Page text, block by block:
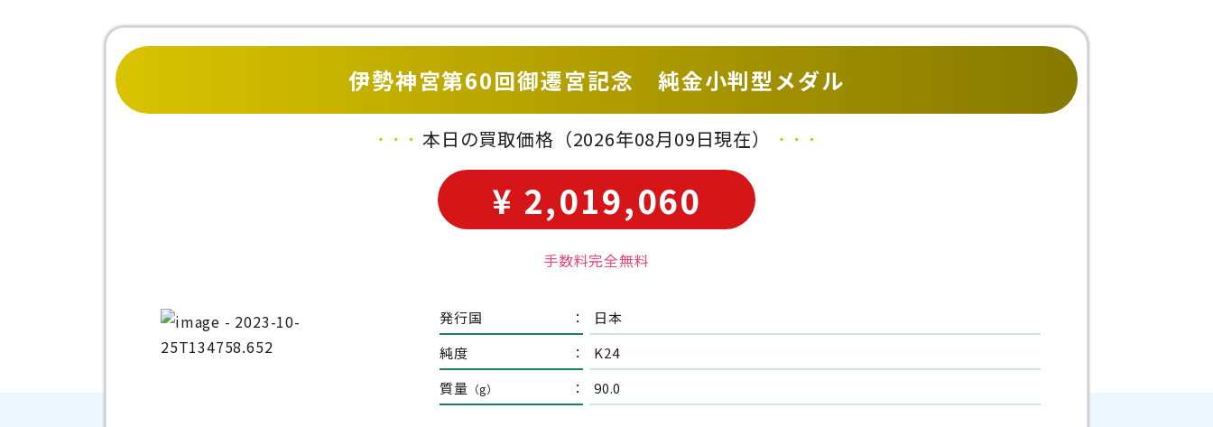
伊勢神宮第60回御遷宮記念 純金小判型メダル
本日の買取価格 （2026年08月09日現在）
¥ 2,019,060
手数料完全無料
発行国 ：
日本
純度
：
K24
質量 （g） ： 90.0